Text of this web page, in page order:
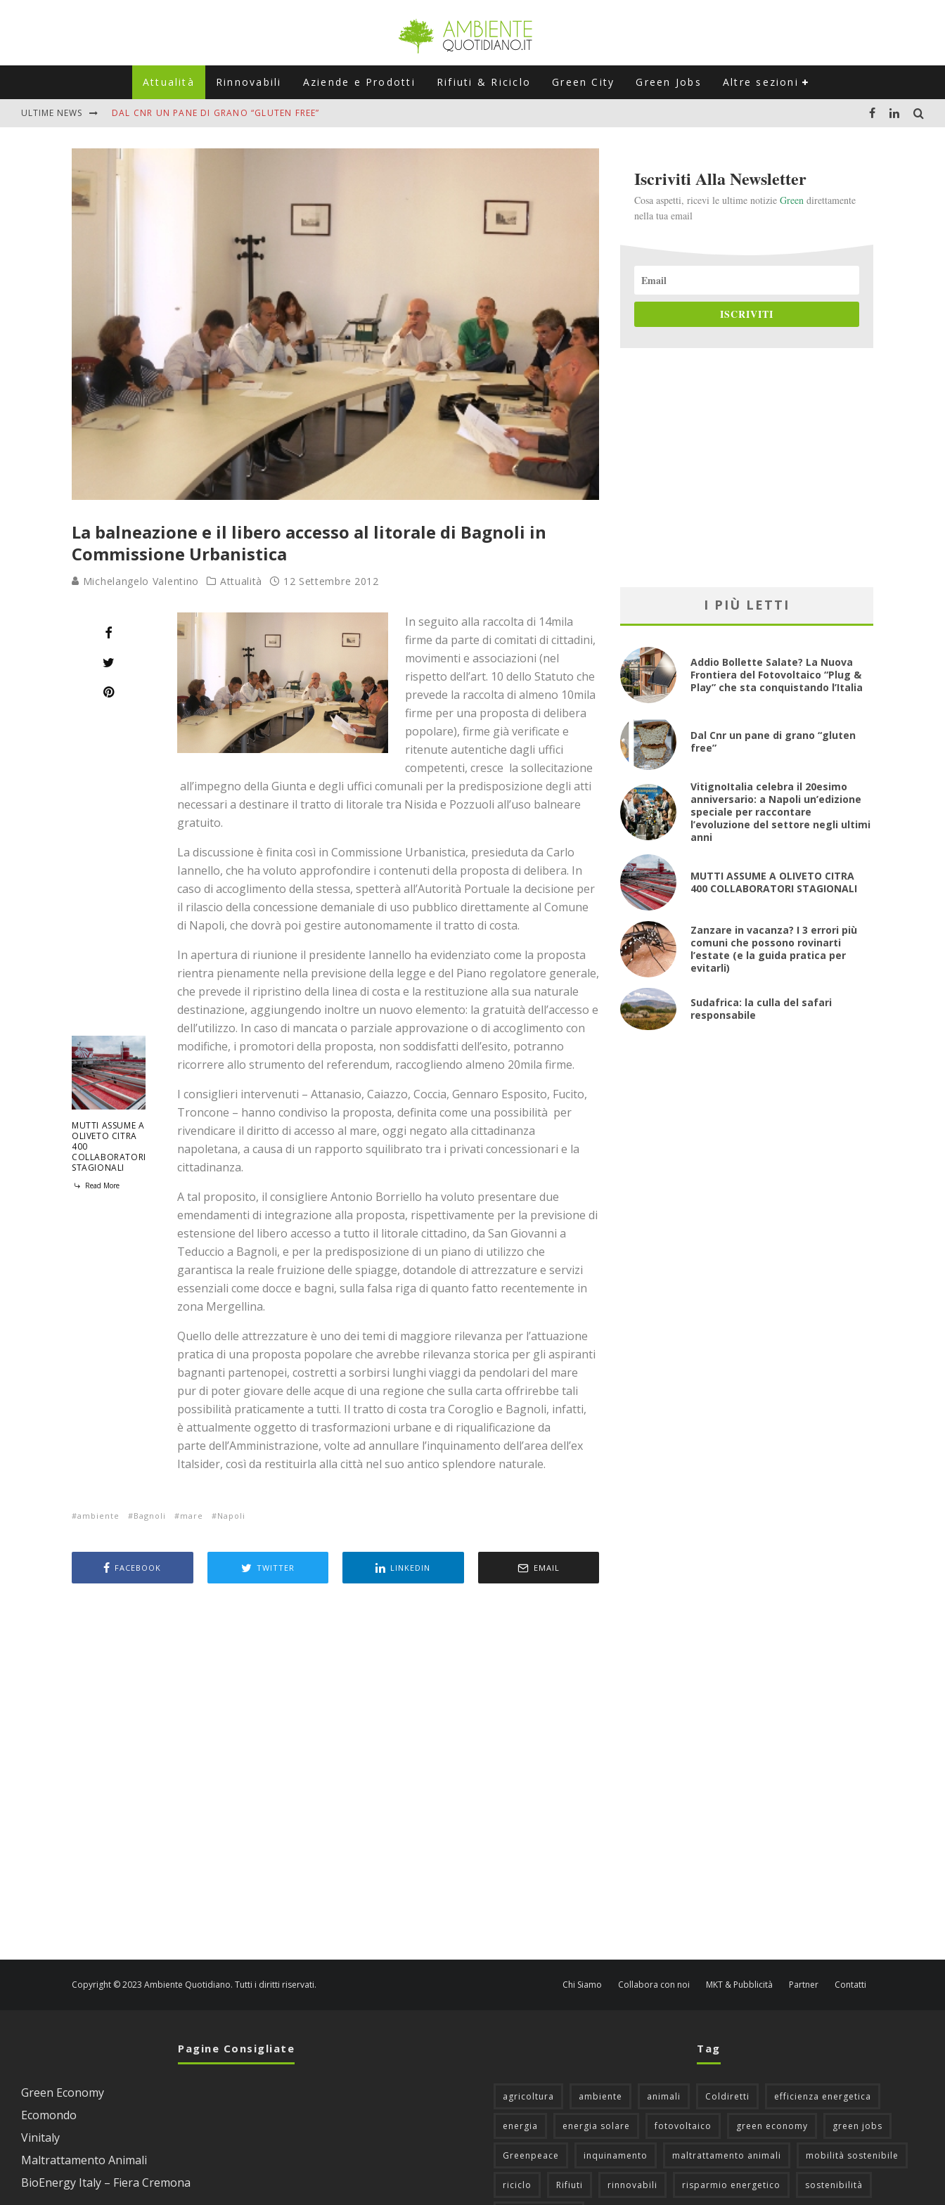
Attualità Rinnovabili Aziende e Prodotti Rifiuti & Riciclo Green City Green Jobs Altre sezioni
ULTIME NEWS DAL CNR UN PANE DI GRANO “GLUTEN FREE”
ZANZARE IN VACANZA? I 3 ERRORI PIÙ COMUNI CHE POSSONO ROVINARTI L’ESTATE (E LA GUIDA PRATICA PER EVITARLI)
ADDIO BOLLETTE SALATE? LA NUOVA FRONTIERA DEL FOTOVOLTAICO "PLUG & PLAY" CHE STA CONQUISTANDO L'ITALIA
La balneazione e il libero accesso al litorale di Bagnoli in
Commissione Urbanistica
Michelangelo Valentino Attualità 12 Settembre 2012
MUTTI ASSUME A
OLIVETO CITRA
400
COLLABORATORI
STAGIONALI
Read More
In seguito alla raccolta di 14mila
firme da parte di comitati di cittadini,
movimenti e associazioni (nel
rispetto dell’art. 10 dello Statuto che
prevede la raccolta di almeno 10mila
firme per una proposta di delibera
popolare), firme già verificate e
ritenute autentiche dagli uffici
competenti, cresce la sollecitazione
all’impegno della Giunta e degli uffici comunali per la predisposizione degli atti
necessari a destinare il tratto di litorale tra Nisida e Pozzuoli all’uso balneare
gratuito.
La discussione è finita così in Commissione Urbanistica, presieduta da Carlo
Iannello, che ha voluto approfondire i contenuti della proposta di delibera. In
caso di accoglimento della stessa, spetterà all’Autorità Portuale la decisione per
il rilascio della concessione demaniale di uso pubblico direttamente al Comune
di Napoli, che dovrà poi gestire autonomamente il tratto di costa.
In apertura di riunione il presidente Iannello ha evidenziato come la proposta
rientra pienamente nella previsione della legge e del Piano regolatore generale,
che prevede il ripristino della linea di costa e la restituzione alla sua naturale
destinazione, aggiungendo inoltre un nuovo elemento: la gratuità dell’accesso e
dell’utilizzo. In caso di mancata o parziale approvazione o di accoglimento con
modifiche, i promotori della proposta, non soddisfatti dell’esito, potranno
ricorrere allo strumento del referendum, raccogliendo almeno 20mila firme.
I consiglieri intervenuti – Attanasio, Caiazzo, Coccia, Gennaro Esposito, Fucito,
Troncone – hanno condiviso la proposta, definita come una possibilità per
rivendicare il diritto di accesso al mare, oggi negato alla cittadinanza
napoletana, a causa di un rapporto squilibrato tra i privati concessionari e la
cittadinanza.
A tal proposito, il consigliere Antonio Borriello ha voluto presentare due
emendamenti di integrazione alla proposta, rispettivamente per la previsione di
estensione del libero accesso a tutto il litorale cittadino, da San Giovanni a
Teduccio a Bagnoli, e per la predisposizione di un piano di utilizzo che
garantisca la reale fruizione delle spiagge, dotandole di attrezzature e servizi
essenziali come docce e bagni, sulla falsa riga di quanto fatto recentemente in
zona Mergellina.
Quello delle attrezzature è uno dei temi di maggiore rilevanza per l’attuazione
pratica di una proposta popolare che avrebbe rilevanza storica per gli aspiranti
bagnanti partenopei, costretti a sorbirsi lunghi viaggi da pendolari del mare
pur di poter giovare delle acque di una regione che sulla carta offrirebbe tali
possibilità praticamente a tutti. Il tratto di costa tra Coroglio e Bagnoli, infatti,
è attualmente oggetto di trasformazioni urbane e di riqualificazione da
parte dell’Amministrazione, volte ad annullare l’inquinamento dell’area dell’ex
Italsider, così da restituirla alla città nel suo antico splendore naturale.
ambiente Bagnoli mare Napoli
FACEBOOK TWITTER LINKEDIN EMAIL
Iscriviti Alla Newsletter
Cosa aspetti, ricevi le ultime notizie Green direttamente
nella tua email
ISCRIVITI
I PIÙ LETTI
Addio Bollette Salate? La Nuova
Frontiera del Fotovoltaico “Plug &
Play” che sta conquistando l’Italia
Dal Cnr un pane di grano “gluten
free”
VitignoItalia celebra il 20esimo
anniversario: a Napoli un’edizione
speciale per raccontare
l’evoluzione del settore negli ultimi
anni
MUTTI ASSUME A OLIVETO CITRA
400 COLLABORATORI STAGIONALI
Zanzare in vacanza? I 3 errori più
comuni che possono rovinarti
l’estate (e la guida pratica per
evitarli)
Sudafrica: la culla del safari
responsabile
Copyright © 2023 Ambiente Quotidiano. Tutti i diritti riservati. Chi Siamo Collabora con noi MKT & Pubblicità Partner Contatti
Pagine Consigliate
Green Economy
Ecomondo
Vinitaly
Maltrattamento Animali
BioEnergy Italy – Fiera Cremona
Tag
agricoltura ambiente animali Coldiretti efficienza energetica
energia energia solare fotovoltaico green economy green jobs
Greenpeace inquinamento maltrattamento animali mobilità sostenibile
riciclo Rifiuti rinnovabili risparmio energetico sostenibilità